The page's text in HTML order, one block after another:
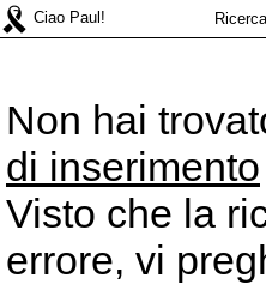
Ciao Paul!
Non hai
di inserimento
Visto che la
errore, vi